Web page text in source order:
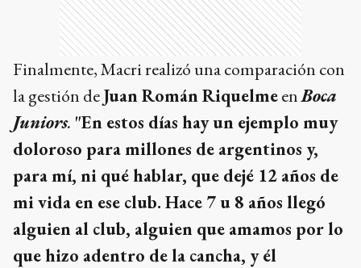
Finalmente, Macri realizó una comparación con
la gestión deJuan Román RiquelmeenBoca
Juniors. "En estos días hay un ejemplo muy
doloroso para millones de argentinos y,
para mí, ni qué hablar, que dejé 12 años de
mi vida en ese club. Hace 7 u 8 años llegó
alguien al club, alguien que amamos por lo
que hizo adentro de la cancha, y él